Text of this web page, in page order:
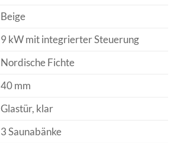
Beige
9 kW mit integrierter Steuerung
Nordische Fichte
40 mm
Glastür, klar
3 Saunabänke